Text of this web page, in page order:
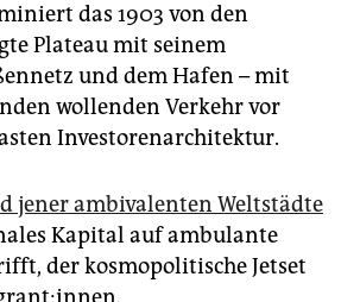
das 1903 von den
Plateau mit seinem
und dem Hafen – mit
wollenden Verkehr vor
Investorenarchitektur.
jener ambivalenten Weltstädte
Kapital auf ambulante
der kosmopolitische Jetset